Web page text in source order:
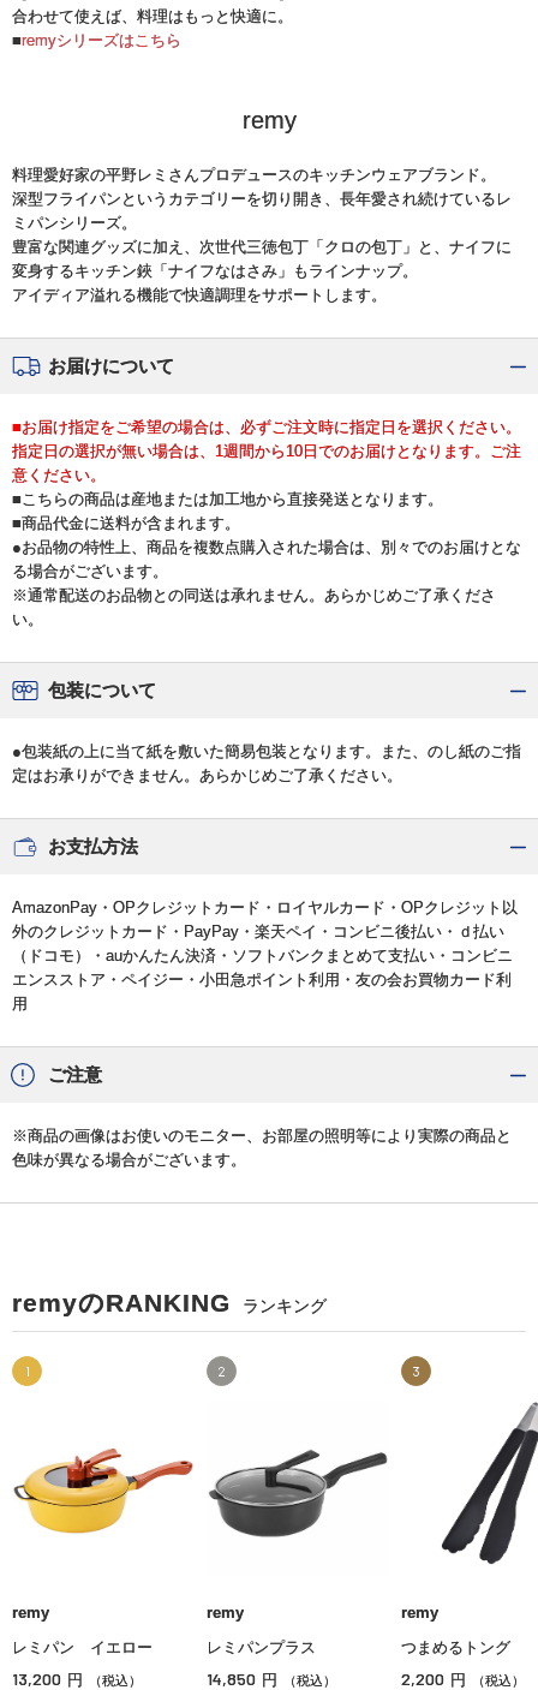
合わせて使えば、料理はもっと快適に。
■remyシリーズはこちら
remy
料理愛好家の平野レミさんプロデュースのキッチンウェアブランド。
深型フライパンというカテゴリーを切り開き、長年愛され続けているレ
ミパンシリーズ。
豊富な関連グッズに加え、次世代三徳包丁「クロの包丁」と、ナイフに
変身するキッチン鋏「ナイフなはさみ」もラインナップ。
アイディア溢れる機能で快適調理をサポートします。
お届けについて
■お届け指定をご希望の場合は、必ずご注文時に指定日を選択ください。
指定日の選択が無い場合は、1週間から10日でのお届けとなります。ご注
意ください。
■こちらの商品は産地または加工地から直接発送となります。
■商品代金に送料が含まれます。
●お品物の特性上、商品を複数点購入された場合は、別々でのお届けとな
る場合がございます。
※通常配送のお品物との同送は承れません。あらかじめご了承くださ
い。
包装について
●包装紙の上に当て紙を敷いた簡易包装となります。また、のし紙のご指
定はお承りができません。あらかじめご了承ください。
お支払方法
AmazonPay・OPクレジットカード・ロイヤルカード・OPクレジット以
外のクレジットカード・PayPay・楽天ペイ・コンビニ後払い・ｄ払い
（ドコモ）・auかんたん決済・ソフトバンクまとめて支払い・コンビニ
エンスストア・ペイジー・小田急ポイント利用・友の会お買物カード利
用
ご注意
※商品の画像はお使いのモニター、お部屋の照明等により実際の商品と
色味が異なる場合がございます。
remyのRANKING ランキング
1
remy
レミパン イエロー
13,200 円 （税込）
2
remy
レミパンプラス
14,850 円 （税込）
3
remy
つまめるトング
2,200 円 （税込）